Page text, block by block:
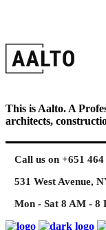
This is Aalto. A
architects,
Call us on +651 464
531 West Avenue,
Mon - Sat 8 AM - 8